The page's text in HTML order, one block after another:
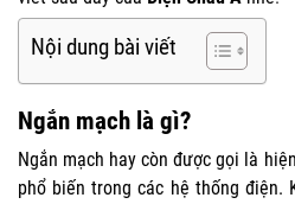
Nội dung bài viết
Ngắn mạch là gì?
Ngắn mạch hay còn được gọi là
phổ biến trong các hệ thống điện.